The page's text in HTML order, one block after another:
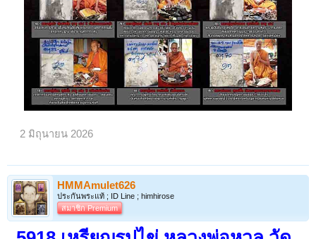
2 มิถุนายน 2026
HMMAmulet626
ประกันพระแท้ ; ID Line ; himhirose
สมาชิก Premium